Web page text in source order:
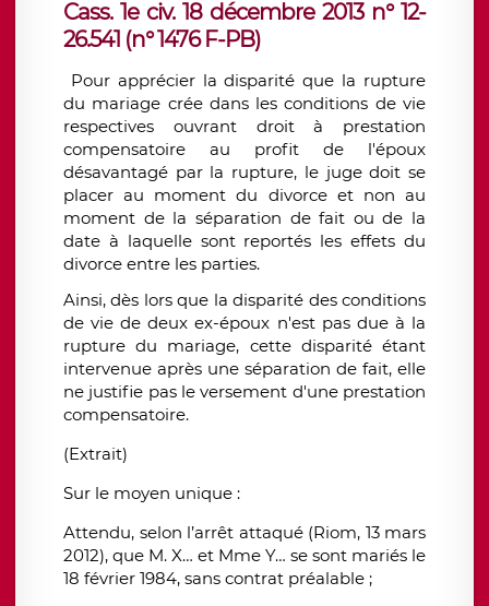
Cass. 1e civ. 18 décembre 2013 n° 12-
26.541 (n° 1476 F-PB)
Pour apprécier la disparité que la rupture
du mariage crée dans les conditions de vie
respectives ouvrant droit à prestation
compensatoire au profit de l'époux
désavantagé par la rupture, le juge doit se
placer au moment du divorce et non au
moment de la séparation de fait ou de la
date à laquelle sont reportés les effets du
divorce entre les parties.
Ainsi, dès lors que la disparité des conditions
de vie de deux ex-époux n'est pas due à la
rupture du mariage, cette disparité étant
intervenue après une séparation de fait, elle
ne justifie pas le versement d'une prestation
compensatoire.
(Extrait)
Sur le moyen unique :
Attendu, selon l’arrêt attaqué (Riom, 13 mars
2012), que M. X… et Mme Y… se sont mariés le
18 février 1984, sans contrat préalable ;